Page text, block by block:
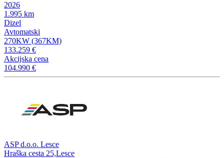
2026
1.995 km
Dizel
Avtomatski
270KW (367KM)
133.259 €
Akcijska cena
104.990 €
ASP d.o.o. Lesce
Hraška cesta 25,Lesce